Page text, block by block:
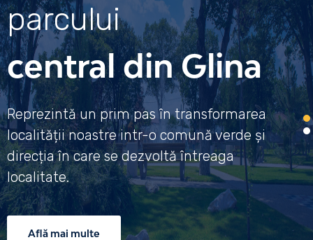
parcului
central din Glina
Reprezintă un prim pas în transformarea
localității noastre intr-o comună verde și
direcția în care se dezvoltă întreaga
localitate.
Află mai multe